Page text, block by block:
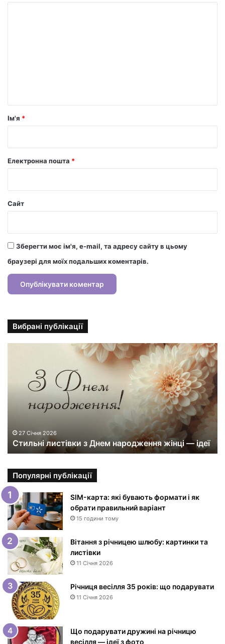
рІм'я *
Електронна пошта *
Сайт
Зберегти моє ім'я, e-mail, та адресу сайту в цьому
браузері для моїх подальших коментарів.
Вибрані публікації
т
к
и
з
Д
н
е
м
а
р
о
ж
е
н
27 Січня 2026
Стильні листівки з Днем народження жінці — ідеї
Популярні публікації
SIM-карта: які бувають формати і як
обрати правильний варіант
15 години тому
Вітання з річницею шлюбу: картинки та
листівки
11 Січня 2026
Річниця весілля 35 років: що подарувати
11 Січня 2026
Що подарувати дружині на річницю
весілля — ідеї з фото